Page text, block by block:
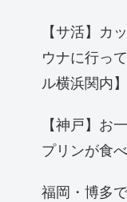
【サ活】カ
ウナに行っ
ル横浜関内】
【神戸】お
プリンが食
福岡・博多